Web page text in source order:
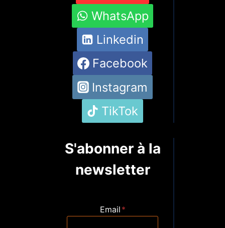
WhatsApp
Linkedin
Facebook
Instagram
TikTok
S'abonner à la
newsletter
Email *